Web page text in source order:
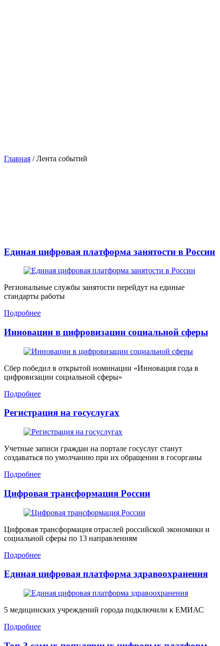
Главная /Лента событий
Единая цифровая платформа занятости в России
Региональные службы занятости перейдут на единые
стандарты работы
Подробнее
Инновации в цифровизации социальной сферы
Сбер победил в открытой номинации «Инновация года в
цифровизации социальной сферы»
Подробнее
Регистрация на госуслугах
Учетные записи граждан на портале госуслуг станут
создаваться по умолчанию при их обращении в госорганы
Подробнее
Цифровая трансформация России
Цифровая трансформация отраслей российской экономики и
социальной сферы по 13 направлениям
Подробнее
Единая цифровая платформа здравоохранения
5 медицинских учреждений города подключили к ЕМИАС
Подробнее